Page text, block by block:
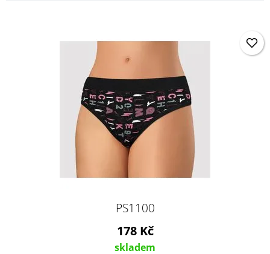
PS1100
178 Kč
skladem